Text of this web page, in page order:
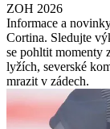
ZOH 2026
Informace a
Cortina. Sledujte
se pohltit momenty
lyžích, severské
mrazit v zádech.